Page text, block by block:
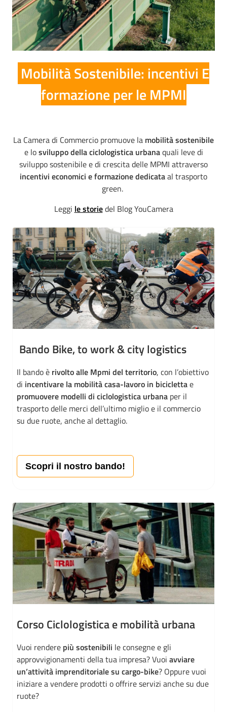
Mobilità Sostenibile: incentivi E
formazione per le MPMI
La Camera di Commercio promuove la mobilità sostenibile
e losviluppo della ciclologistica urbanaquali leve di
sviluppo sostenibile e di crescita delle MPMI attraverso
incentivi economici e formazione dedicataal trasporto
green.
Leggi le storiedel Blog YouCamera
Bando Bike, to work & city logistics
Il bando è rivolto alle Mpmi del territorio, con l’obiettivo
di incentivare la mobilità casa-lavoro in biciclettae
promuovere modelli di ciclologistica urbana per il
trasporto delle merci dell’ultimo miglio e il commercio
su due ruote, anche al dettaglio.
Scopri il nostro bando!
Corso Ciclologistica e mobilità urbana
Vuoi rendere più sostenibili le consegne e gli
approvvigionamenti della tua impresa? Vuoi avviare
un’attività imprenditoriale su cargo-bike? Oppure vuoi
iniziare a vendere prodotti o offrire servizi anche su due
ruote?